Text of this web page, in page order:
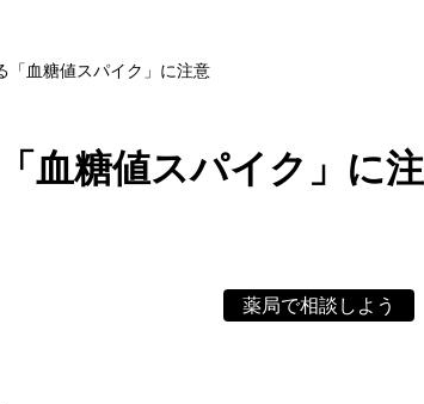
「血糖値スパイク」に注意
血糖値スパイク」に注
薬局で相談しよう